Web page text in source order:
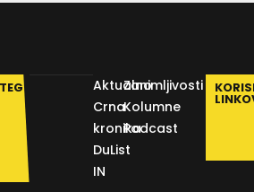
Aktualno
Crna
kronika
DuList
IN
Zanimljivosti
Kolumne
Podcast